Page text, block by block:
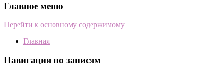
Главное меню
Перейти к основному содержимому
Главная
Навигация по записям